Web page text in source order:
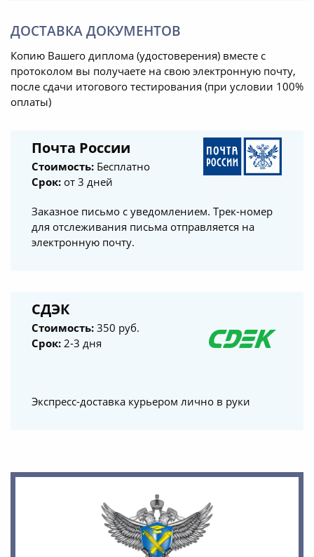
ДОСТАВКА ДОКУМЕНТОВ
Копию Вашего диплома (удостоверения) вместе с
протоколом вы получаете на свою электронную почту,
после сдачи итогового тестирования (при условии 100%
оплаты)
Почта России
Стоимость: Бесплатно
Срок: от 3 дней
Заказное письмо с уведомлением. Трек-номер
для отслеживания письма отправляется на
электронную почту.
СДЭК
Стоимость: 350 руб.
Срок: 2-3 дня
Экспресс-доставка курьером лично в руки